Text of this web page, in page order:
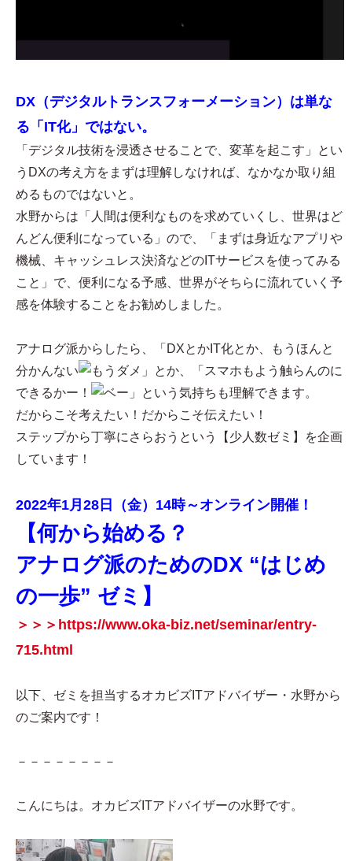
DX（デジタルトランスフォーメーション）は単な
る「IT化」ではない。
「デジタル技術を浸透させることで、変革を起こす」とい
うDXの考え方をまずは理解しなければ、なかなか取り組
めるものではないと。
水野からは「人間は便利なものを求めていくし、世界はど
んどん便利になっている」ので、「まずは身近なアプリや
機械、キャッシュレス決済などのITサービスを使ってみる
こと」で、便利になる予感、世界がそちらに流れていく予
感を体験することをお勧めしました。
アナログ派からしたら、「DXとかIT化とか、もうほんと
分かんない
」とか、「スマホもよう触らんのに
できるかー！
」という気持ちも理解できます。
だからこそ考えたい！だからこそ伝えたい！
ステップから丁寧にさらおうという【少人数ゼミ】を企画
しています！
2022年1月28日（金）14時～オンライン開催！
【何から始める？
アナログ派のためのDX “はじめ
の一歩” ゼミ】
＞＞＞https://www.oka-biz.net/seminar/entry-
715.html
以下、ゼミを担当するオカビズITアドバイザー・水野から
のご案内です！
－－－－－－－－
こんにちは。オカビズITアドバイザーの水野です。